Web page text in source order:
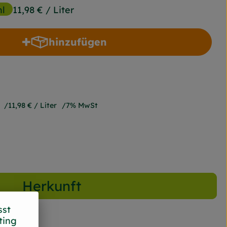
11,98 € / Liter
hinzufügen
Produkt zum Warenkorb hinzufügen
11,98 € / Liter 7% MwSt
Herkunft